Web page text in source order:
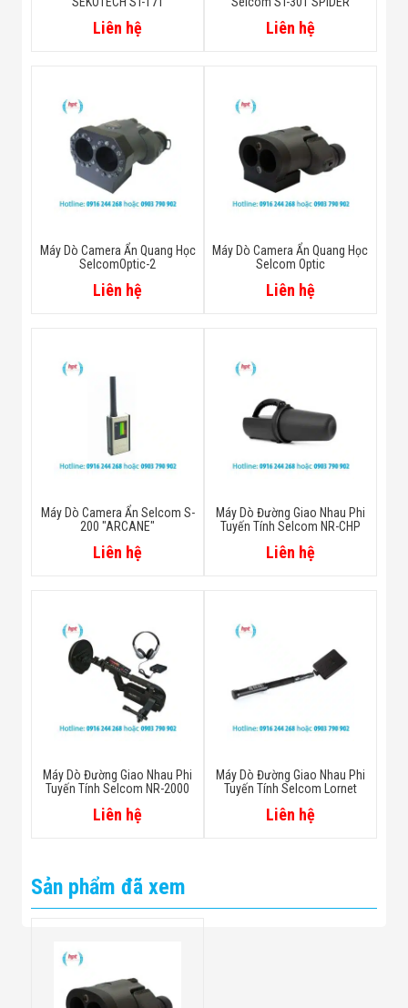
Liên hệ Liên hệ
Máy Dò Camera Ẩn Quang Học
SelcomOptic-2
Liên hệ
Máy Dò Camera Ẩn Quang Học
Selcom Optic
Liên hệ
Máy Dò Camera Ẩn Selcom S-
200 "ARCANE"
Liên hệ
Máy Dò Đường Giao Nhau Phi
Tuyến Tính Selcom NR-CHP
Liên hệ
Máy Dò Đường Giao Nhau Phi
Tuyến Tính Selcom NR-2000
Liên hệ
Máy Dò Đường Giao Nhau Phi
Tuyến Tính Selcom Lornet
Liên hệ
Sản phẩm đã xem